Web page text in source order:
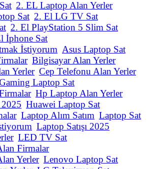
2. EL Laptop Alan Yerler
Sat 2. El LG TV Sat
2. El PlayStation 5 Slim Sat
İphone Sat
İstiyorum Asus Laptop Sat
Bilgisayar Alan Yerler
Yerler Cep Telefonu Alan Yerler
Laptop Sat
Hp Laptop Alan Yerler
2025 Huawei Laptop Sat
Laptop Alım Satım Laptop Sat
Laptop Satışı 2025
LED TV Sat
Firmalar
Yerler Lenovo Laptop Sat